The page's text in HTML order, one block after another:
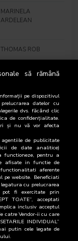
MARINELA
ARDELEAN
THOMAS ROB
ZAIAFET - HORIA
RFI - MIHAELA
DEDEOGLU
CONSTANTIN
NECULA
DAN CADAR - ZONA
IT
DAN CADAR - ZONA
IT
să rămână
pe dispozitivul
datelor cu
dvs. făcând clic
de confidențialitate.
și nu vă vor afecta
de publicitate
de date analitice)
functioneze, pentru a
afisate in functie de
aferente
website. Beneficiati
cu prelucrarea
pot fi exercitate prin
TOATE”, acceptati
inclusiv acceptul
catre Vendor-ii cu care
INDIVIDUAL”
putin cele legate de